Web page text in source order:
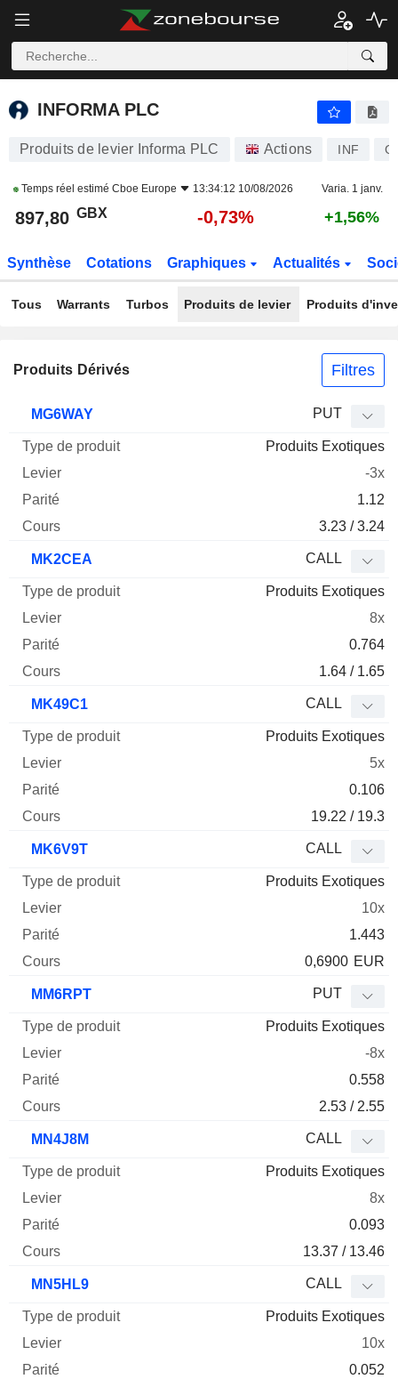
INFORMA PLC
INFORMA PLC
Produits de levier Informa PLC Actions INF
Temps réel estimé Cboe Europe 13:34:12 10/08/2026 Varia. 1 janv.
897,80 GBX -0,73% +1,56%
Synthèse Cotations Graphiques Actualités
Tous Warrants Turbos Produits de levier Produits
Produits Dérivés Filtres
Mnemo Type produit
Cours
MG6WAY PUT
Produits Exotiques
-3x
1.12
3.23 / 3.24
MK2CEA CALL
Produits Exotiques
8x
0.764
1.64 / 1.65
MK49C1 CALL
Produits Exotiques
5x
0.106
19.22 / 19.3
MK6V9T CALL
Produits Exotiques
10x
1.443
0,6900 EUR
MM6RPT PUT
Produits Exotiques
-8x
0.558
2.53 / 2.55
MN4J8M CALL
Produits Exotiques
8x
0.093
13.37 / 13.46
MN5HL9 CALL
Produits Exotiques
10x
0.052